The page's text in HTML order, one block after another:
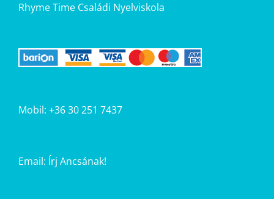
Rhyme Time Családi Nyelviskola
Mobil: +36 30 251 7437
Email: Írj Ancsának!